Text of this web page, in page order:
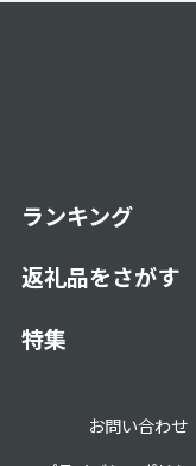
ランキング
返礼品をさがす
特集
お問い合わせ